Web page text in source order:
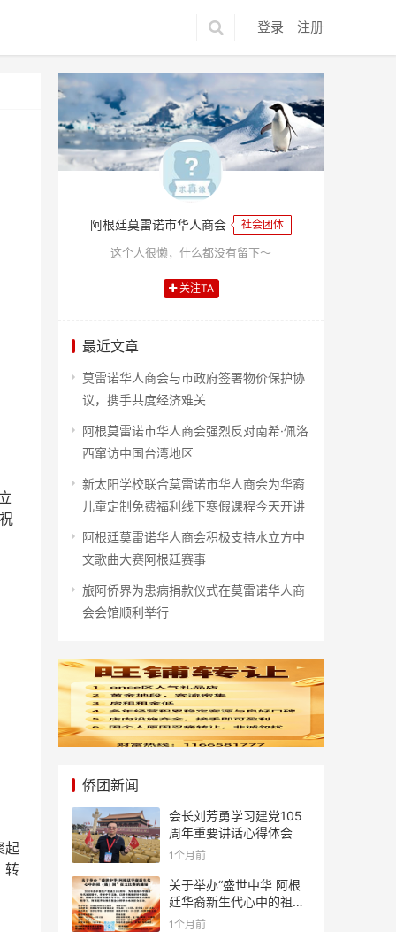
登录 注册
起
转
阿根廷莫雷诺市华人商会 社会团体
这个人很懒，什么都没有留下～
关注TA
最近文章
莫雷诺华人商会与市政府签署物价保护协
议，携手共度经济难关
阿根莫雷诺市华人商会强烈反对南希·佩洛
西窜访中国台湾地区
新太阳学校联合莫雷诺市华人商会为华裔
儿童定制免费福利线下寒假课程今天开讲
阿根廷莫雷诺华人商会积极支持水立方中
文歌曲大赛阿根廷赛事
旅阿侨界为患病捐款仪式在莫雷诺华人商
会会馆顺利举行
侨团新闻
会长刘芳勇学习建党105
周年重要讲话心得体会
1个月前
关于举办“盛世中华 阿根
廷华裔新生代心中的祖
(籍)国”征文比赛的通知
1个月前